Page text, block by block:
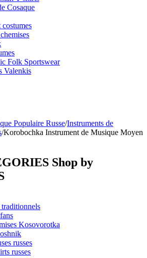
Cosaque
costumes
Folk Sportswear
Valenkis
Populaire Russe/Instruments de
/Korobochka Instrument de Musique Moyen
Shop by
Kosovorotka
russes
russes